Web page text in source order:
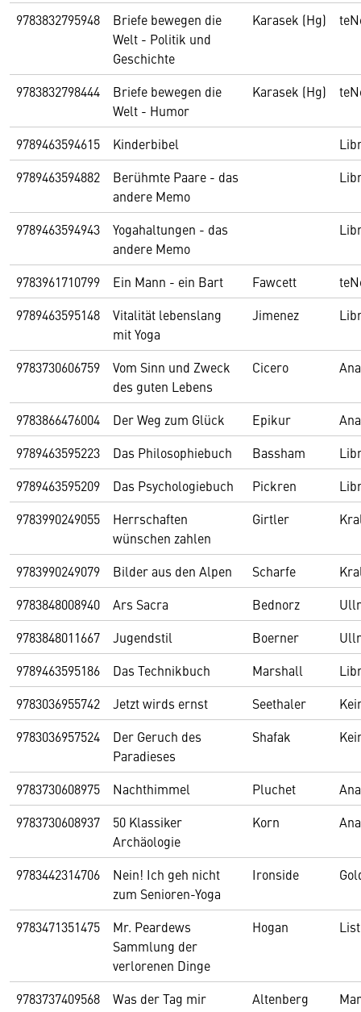
9783832795948
Briefe bewegen die
Welt - Politik und
Geschichte
Karasek (Hg)
9783832798444
Briefe bewegen die
Welt - Humor
Karasek (Hg)
9789463594615 Kinderbibel
9789463594882
Berühmte Paare - das
andere Memo
9789463594943
Yogahaltungen - das
andere Memo
9783961710799 Ein Mann - ein Bart Fawcett
9789463595148
Vitalität lebenslang
mit Yoga
Jimenez
9783730606759
Vom Sinn und Zweck
des guten Lebens
Cicero
9783866476004 Der Weg zum Glück Epikur
9789463595223
Das Philosophiebuch Bassham
9789463595209
Das Psychologiebuch Pickren
9783990249055
Herrschaften
wünschen zahlen
Girtler
9783990249079 Bilder aus den Alpen Scharfe
9783848008940
Ars Sacra Bednorz
9783848011667
Jugendstil Boerner
9789463595186
Das Technikbuch Marshall
9783036955742
Jetzt wirds ernst Seethaler
9783036957524
Der Geruch des
Paradieses
Shafak
9783730608975 Nachthimmel Pluchet
9783730608937
50 Klassiker
Archäologie
Korn
9783442314706
Nein! Ich geh nicht
zum Senioren-Yoga
Ironside
9783471351475
Mr. Peardews
Sammlung der
verlorenen Dinge
Hogan List
9783737409568
Was der Tag mir
Altenberg